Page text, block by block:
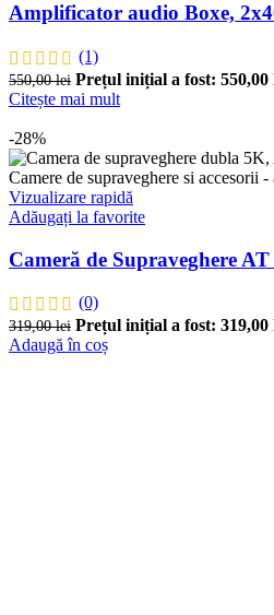
Amplificator audio Boxe,
(1)
550,00lei Prețul inițial a fost: 550,00
Citește mai mult
-28%
Vizualizare rapidă
Adăugați la favorite
Cameră de Supraveghere
(0)
319,00lei Prețul inițial a fost: 319,00
Adaugă în coș